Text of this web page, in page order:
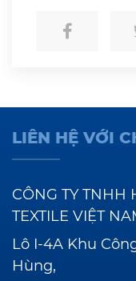
LIÊN HỆ VỚI
CÔNG TY TNHH
TEXTILE VIỆT
Lô I-4A Khu
Hùng,